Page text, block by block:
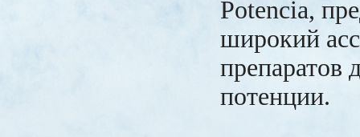
Potencia,
широкий
препаратов
потенции.